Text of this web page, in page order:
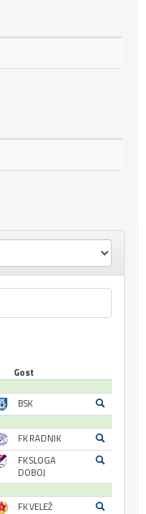
Gost
BSK
FK RADNIK
FK SLOGA
DOBOJ
FK VELEŽ